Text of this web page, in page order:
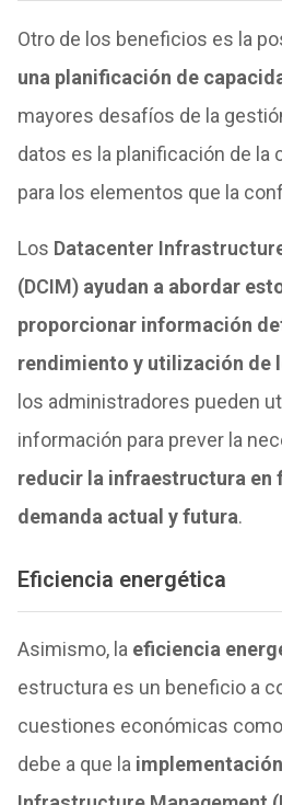
Otro de los beneficios es la
una planificación de
mayores desafíos de la
datos es la planificación de la
para los elementos que la
Los Datacenter
(DCIM)ayudan a abordar
proporcionar información
rendimiento y utilización de
los administradores pueden
información para prever la
reducir la infraestructura en
demanda actual y futura.
Eficiencia energética
Asimismo, la eficiencia
estructura es un beneficio a
cuestiones económicas
debe a que la